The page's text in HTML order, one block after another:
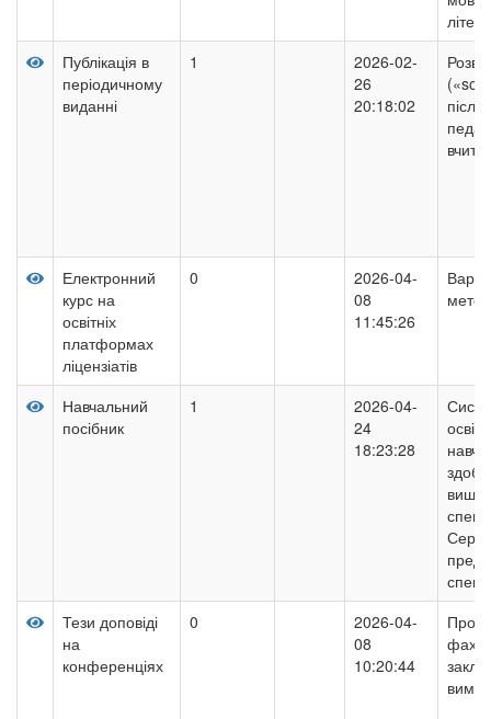
Публікація в
періодичному
виданні
1
2026-02-
26
20:18:02
(«soft
Електронний
курс на
освітніх
платформах
ліцензіатів
0
2026-04-
08
11:45:26
Навчальний
посібник
1
2026-04-
24
18:23:28
Тези доповіді
на
конференціях
0
2026-04-
08
10:20:44
вимір